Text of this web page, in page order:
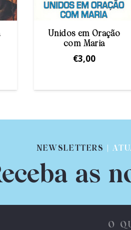
Unidos em Oração
com Maria
€3,00
NEWSLETTERS |
as
O